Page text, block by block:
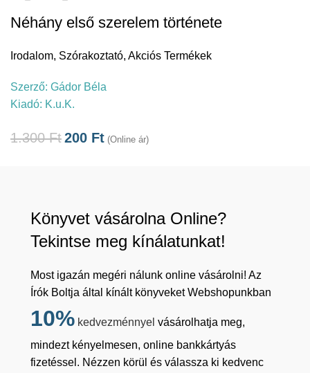
Néhány első szerelem története
Irodalom, Szórakoztató, Akciós Termékek
Szerző: Gádor Béla
Kiadó: K.u.K.
1.300Ft200 Ft (Online ár)
Könyvet vásárolna Online?
Tekintse meg kínálatunkat!
Most igazán megéri nálunk online vásárolni! Az
Írók Boltja által kínált könyveket Webshopunkban
10% kedvezménnyel vásárolhatja meg,
mindezt kényelmesen, online bankkártyás
fizetéssel. Nézzen körül és válassza ki kedvenc